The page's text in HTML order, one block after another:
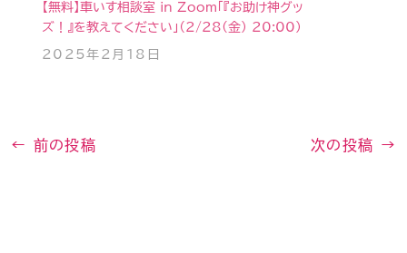
【無料】車いす相談室 in Zoom「『お助け神グッ
ズ！』を教えてください」（2/28(金) 20:00）
2025年2月18日
← 前の投稿 次の投稿 →